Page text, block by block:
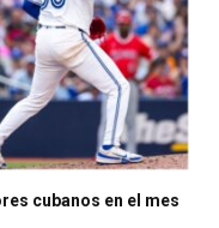
cubanos en el mes